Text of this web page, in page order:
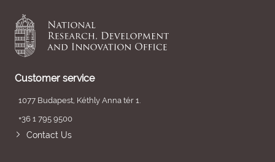
Customer service
1077 Budapest, Kéthly Anna tér 1.
+36 1 795 9500
Contact Us